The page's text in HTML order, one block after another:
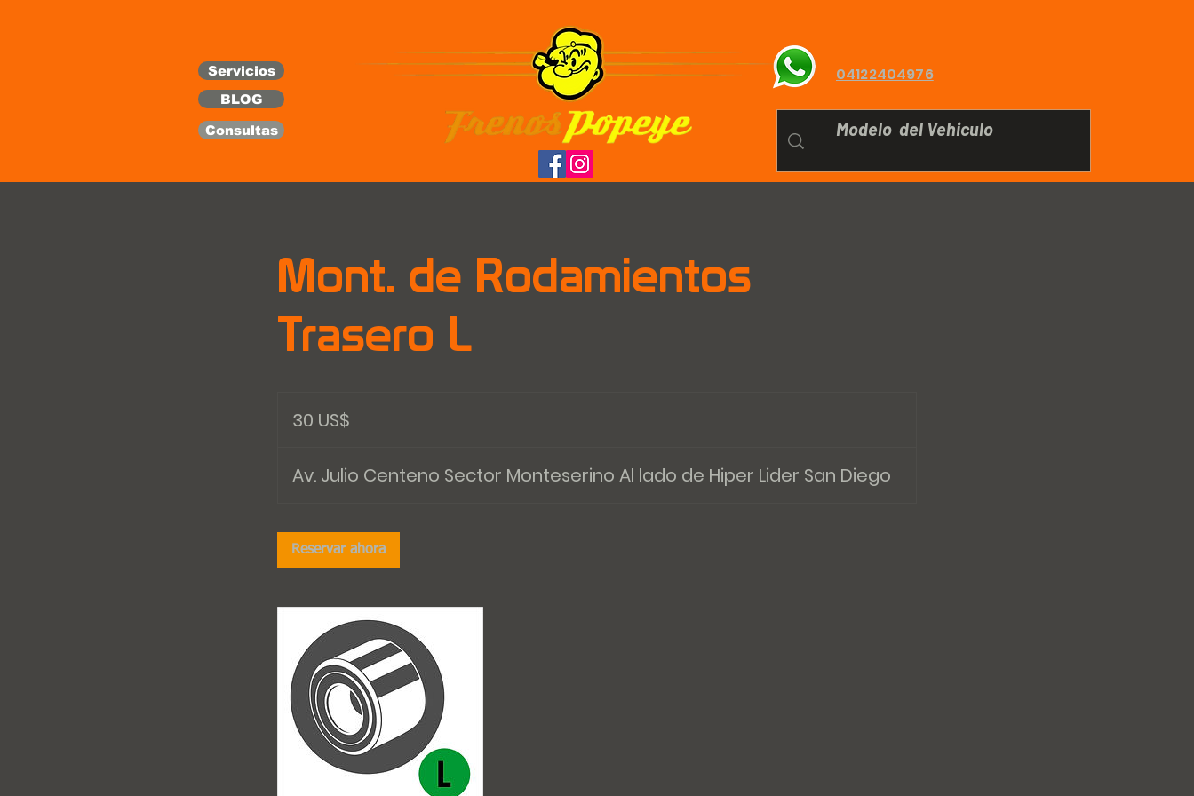
Servicios
BLOG
Consultas
04122404976
Mont. de Rodamientos
Trasero L
estadounidenses
30 US$
Av. Julio Centeno Sector Monteserino Al lado de Hiper Lider San Diego
Reservar ahora